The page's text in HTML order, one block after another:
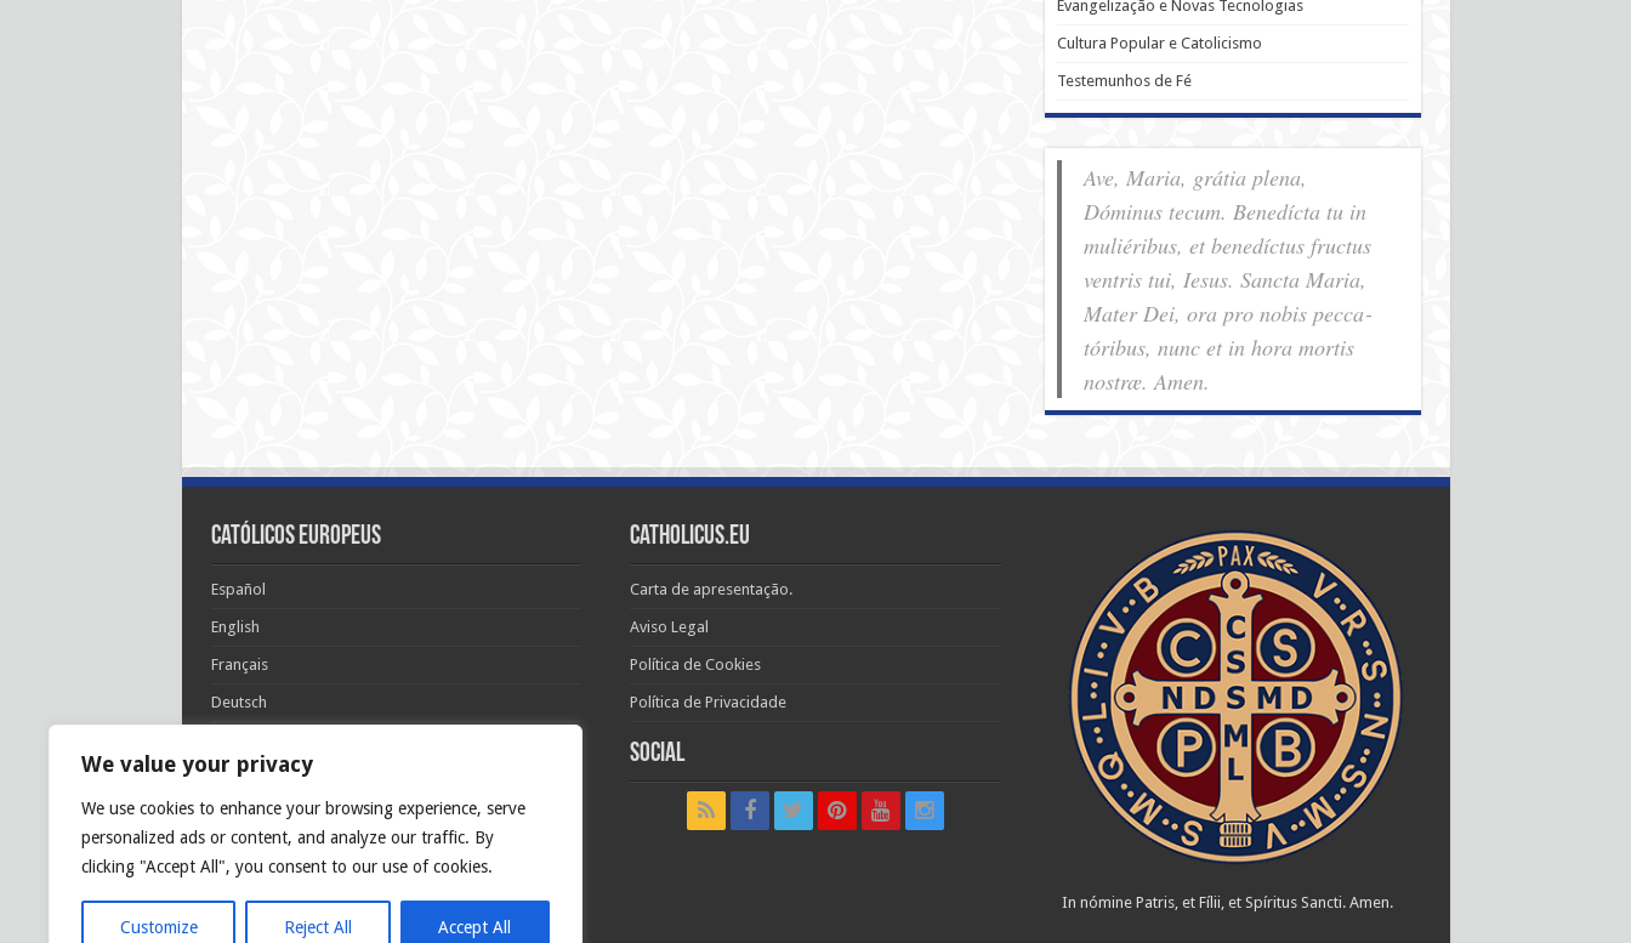
We value your privacy
We use cookies to enhance your browsing experience, serve
personalized ads or content, and analyze our traffic. By
clicking "Accept All", you consent to our use of cookies.
Customize Reject All Accept All
Evangelização e Novas Tecnologias
Cultura Popular e Catolicismo
Testemunhos de Fé
Ave, Maria, grátia plena,
Dóminus tecum. Benedícta tu in
muliéribus, et benedíctus fructus
ventris tui, Iesus. Sancta Maria,
Mater Dei, ora pro nobis pec­ca­
tóribus, nunc et in hora mortis
nostræ. Amen.
Católicos Europeus
Español
English
Français
Deutsch
Português
Polski
Glória Patri, et Fílio, et Spirítui Sancto. Sicut erat in
princípio, et nunc et semper et in sǽcula
sæculórum. Amen.
Catholicus.eu
Carta de apresentação.
Aviso Legal
Política de Cookies
Política de Privacidade
Social
In nómine Patris, et Fílii, et Spíritus Sancti. Amen.